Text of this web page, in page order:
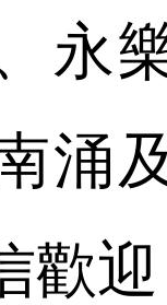
永
涌
歡